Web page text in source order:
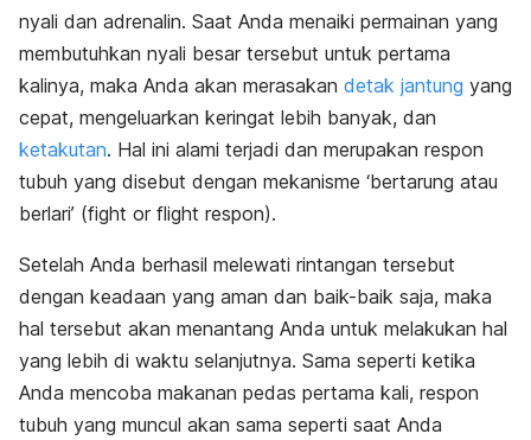
nyali dan adrenalin. Saat Anda menaiki permainan yang
membutuhkan nyali besar tersebut untuk pertama
kalinya, maka Anda akan merasakan detak jantung yang
cepat, mengeluarkan keringat lebih banyak, dan
ketakutan. Hal ini alami terjadi dan merupakan respon
tubuh yang disebut dengan mekanisme ‘bertarung atau
berlari’ (fight or flight respon).
Setelah Anda berhasil melewati rintangan tersebut
dengan keadaan yang aman dan baik-baik saja, maka
hal tersebut akan menantang Anda untuk melakukan hal
yang lebih di waktu selanjutnya. Sama seperti ketika
Anda mencoba makanan pedas pertama kali, respon
tubuh yang muncul akan sama seperti saat Anda